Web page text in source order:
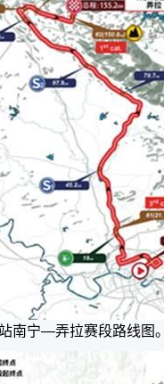
南宁—弄拉赛段路线图。